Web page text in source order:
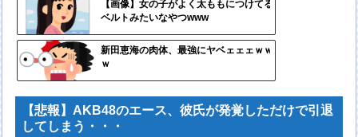
【画像】女の子がよく太ももにつけてる
ベルトみたいなやつwww
新田恵海の肉体、最強にヤベェェェｗｗ
ｗ
更新
ツー
ル
【悲報】AKB48のエース、彼氏が発覚しただけで引退
してしまう・・・